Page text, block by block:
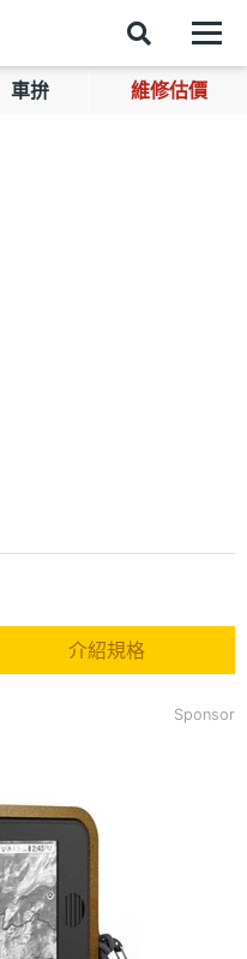
車拚 維修估價
介紹規格
Sponsor